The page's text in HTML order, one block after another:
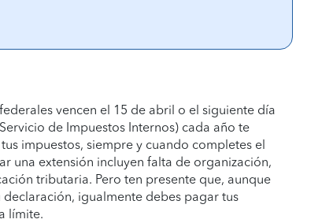
vencen el 15 de abril o el siguiente día
de Impuestos Internos) cada año te
impuestos, siempre y cuando completes el
una extensión incluyen falta de organización,
tributaria. Pero ten presente que, aunque
igualmente debes pagar tus
límite.